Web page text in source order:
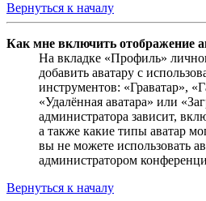
Вернуться к началу
Как мне включить отображение
На вкладке «Профиль»
добавить аватару с
инструментов: «Граватар»,
«Удалённая аватара» или
администратора зависит,
а также какие типы аватар
вы не можете использовать
администратором
Вернуться к началу